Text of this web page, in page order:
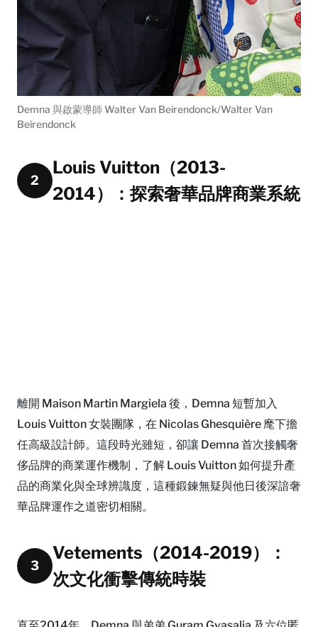
Demna 與啟蒙導師 Walter Van Beirendonck/Walter Van
Beirendonck
2
Louis Vuitton（2013-
2014）：探索奢華品牌商業系統
離開 Maison Martin Margiela 後，Demna 短暫加入
Louis Vuitton 女裝團隊，在 Nicolas Ghesquière 麾下擔
任高級設計師。這段時光雖短，卻讓 Demna 首次接觸奢
侈品牌的商業運作機制，了解 Louis Vuitton 如何提升產
品的商業化與全球辨識度，這種鍛鍊無疑與他日後深諳奢
華品牌運作之道密切相關。
3
Vetements（2014-2019）：
次文化衝擊傳統時裝